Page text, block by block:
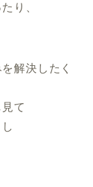
り、
解決したく
て